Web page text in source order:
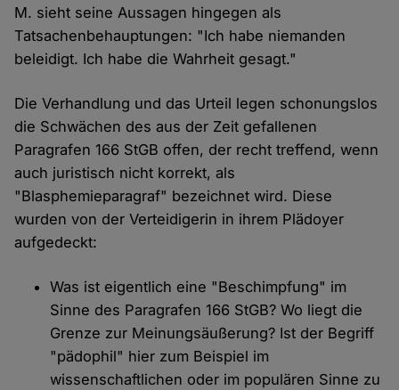
M. sieht seine Aussagen hingegen als
Tatsachenbehauptungen: "Ich habe niemanden
beleidigt. Ich habe die Wahrheit gesagt."
Die Verhandlung und das Urteil legen schonungslos
die Schwächen des aus der Zeit gefallenen
Paragrafen 166 StGB offen, der recht treffend, wenn
auch juristisch nicht korrekt, als
"Blasphemieparagraf" bezeichnet wird. Diese
wurden von der Verteidigerin in ihrem Plädoyer
aufgedeckt:
Was ist eigentlich eine "Beschimpfung" im
Sinne des Paragrafen 166 StGB? Wo liegt die
Grenze zur Meinungsäußerung? Ist der Begriff
"pädophil" hier zum Beispiel im
wissenschaftlichen oder im populären Sinne zu